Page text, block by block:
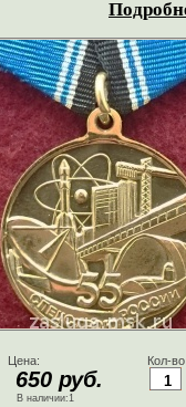
Цена:
650 руб.
В наличии:1
Кол-